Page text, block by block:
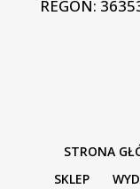
REGON:
STRONA
SKLEP